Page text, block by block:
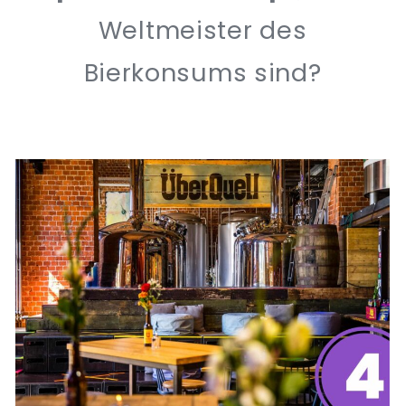
Weltmeister des
Bierkonsums sind?